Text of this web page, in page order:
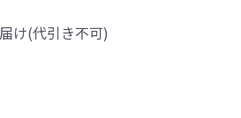
け(代引き不可)